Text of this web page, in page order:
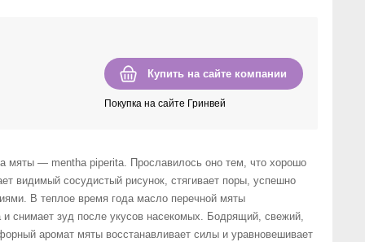
Купить на сайте компании
Покупка на сайте Гринвей
мяты — mentha piperita. Прославилось оно тем, что хорошо
видимый сосудистый рисунок, стягивает поры, успешно
В теплое время года масло перечной мяты
и снимает зуд после укусов насекомых. Бодрящий, свежий,
аромат мяты восстанавливает силы и уравновешивает